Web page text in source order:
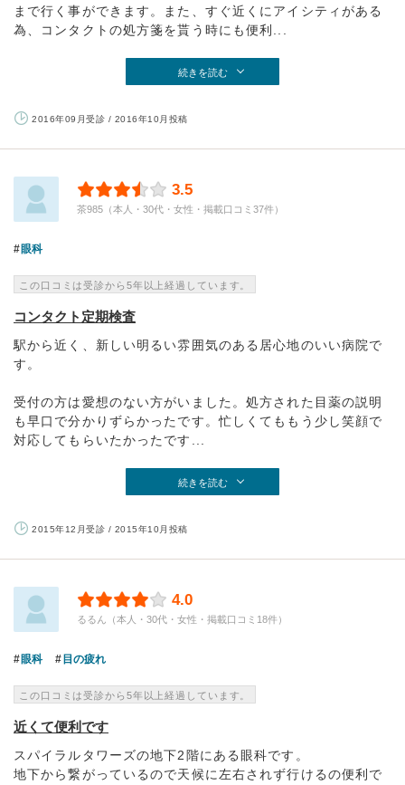
まで行く事ができます。また、すぐ近くにアイシティがある
為、コンタクトの処方箋を貰う時にも便利...
続きを読む
2016年09月受診 / 2016年10月投稿
3.5
茶985（本人・30代・女性・掲載口コミ37件）
眼科
この口コミは受診から5年以上経過しています。
コンタクト定期検査
駅から近く、新しい明るい雰囲気のある居心地のいい病院で
す。
受付の方は愛想のない方がいました。処方された目薬の説明
も早口で分かりずらかったです。忙しくてももう少し笑顔で
対応してもらいたかったです...
続きを読む
2015年12月受診 / 2015年10月投稿
4.0
るるん（本人・30代・女性・掲載口コミ18件）
眼科 目の疲れ
この口コミは受診から5年以上経過しています。
近くて便利です
スパイラルタワーズの地下2階にある眼科です。
地下から繋がっているので天候に左右されず行けるの便利で